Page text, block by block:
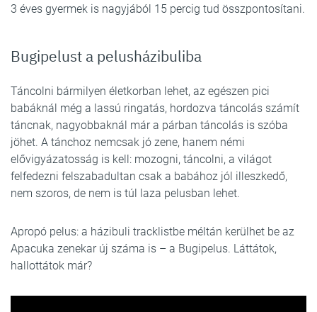
3 éves gyermek is nagyjából 15 percig tud összpontosítani.
Bugipelust a pelusházibuliba
Táncolni bármilyen életkorban lehet, az egészen pici
babáknál még a lassú ringatás, hordozva táncolás számít
táncnak, nagyobbaknál már a párban táncolás is szóba
jöhet. A tánchoz nemcsak jó zene, hanem némi
elővigyázatosság is kell: mozogni, táncolni, a világot
felfedezni felszabadultan csak a babához jól illeszkedő,
nem szoros, de nem is túl laza pelusban lehet.
Apropó pelus: a házibuli tracklistbe méltán kerülhet be az
Apacuka zenekar új száma is – a Bugipelus. Láttátok,
hallottátok már?